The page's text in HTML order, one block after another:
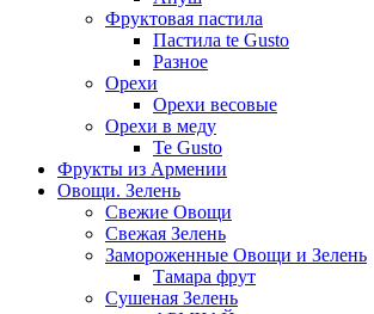
Фруктовая пастила
Пастила te Gusto
Разное
Орехи
Орехи весовые
Орехи в меду
Te Gusto
Фрукты из Армении
Овощи. Зелень
Свежие Овощи
Свежая Зелень
Замороженные Овощи и Зелень
Тамара фрут
Сушеная Зелень